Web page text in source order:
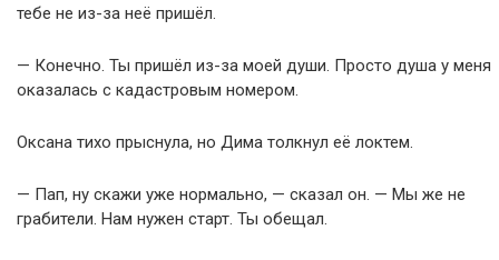
тебе не из-за неё пришёл.
— Конечно. Ты пришёл из-за моей души. Просто душа у меня
оказалась с кадастровым номером.
Оксана тихо прыснула, но Дима толкнул её локтем.
— Пап, ну скажи уже нормально, — сказал он. — Мы же не
грабители. Нам нужен старт. Ты обещал.